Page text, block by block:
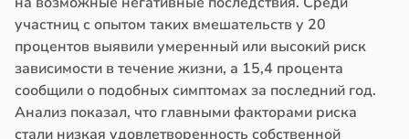
участниц с опытом таких вмешательств у 20
процентов выявили умеренный или высокий риск
зависимости в течение жизни, а 15,4 процента
сообщили о подобных симптомах за последний год.
Анализ показал, что главными факторами риска
стали низкая удовлетворенность собственной